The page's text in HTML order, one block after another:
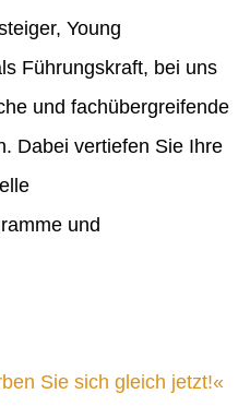
Young
Führungskraft, bei uns
und fachübergreifende
Dabei vertiefen Sie Ihre
und
Sie sich gleich jetzt!